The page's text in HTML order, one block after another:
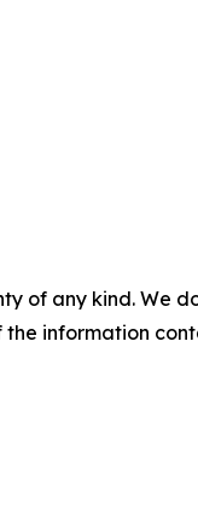
of any kind.
information